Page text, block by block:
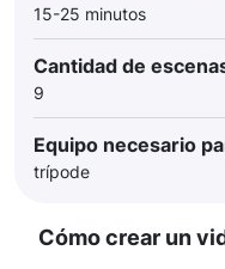
15-25 minutos
Cantidad de
9
Equipo necesario
trípode
Cómo crear un